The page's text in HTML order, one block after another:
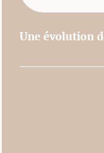
Une évolution